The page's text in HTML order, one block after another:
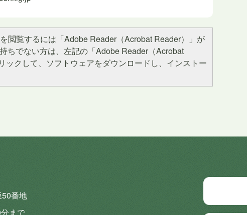
閲覧するには「Adobe Reader（Acrobat Reader）」が
ちでない方は、左記の「Adobe Reader（Acrobat
ックして、ソフトウェアをダウンロードし、インストー
番地
まで